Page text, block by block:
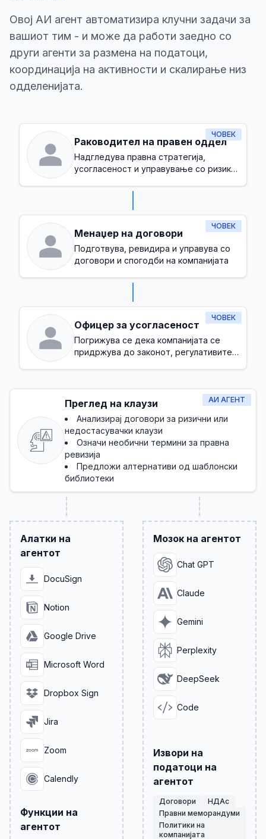
Овој АИ агент автоматизира клучни задачи за
вашиот тим - и може да работи заедно со
други агенти за размена на податоци,
координација на активности и скалирање низ
одделенијата.
ЧОВЕК
Раководител на правен оддел
Надгледува правна стратегија,
усогласеност и управување со ризик
ЧОВЕК
Менаџер на договори
Подготвува, ревидира и управува со
договори и спогодби на компанијата
ЧОВЕК
Офицер за усогласеност
Погрижува се дека компанијата се
придржува до законот, регулативите и
АИ АГЕНТ
Преглед на клаузи
Анализирај договори за ризични или
недостасувачки клаузи
Означи необични термини за правна
ревизија
Предложи алтернативи од шаблонски
библиотеки
Алатки на
агентот
DocuSign
Notion
Google Drive
Microsoft Word
Dropbox Sign
Jira
Zoom
Calendly
Функции на
агентот
Мозок на агентот
Chat GPT
Claude
Gemini
Perplexity
DeepSeek
Code
Извори на
податоци на
агентот
Договори
НДАс
Правни меморандуми
Политики на
компанијата